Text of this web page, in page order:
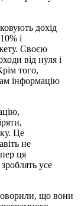
дохід
і
Своєю
від нуля і
того,
інформацію
Це
не
ця
усе
що вони